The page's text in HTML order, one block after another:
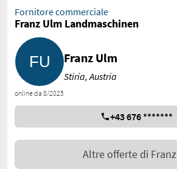
Fornitore commerciale
Franz Ulm Landmaschinen
online da 8/2025
Franz Ulm
Stiria, Austria
+43 676 *******
Altre offerte di Franz